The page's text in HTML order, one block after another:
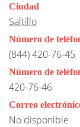
Ciudad
Saltillo
Número de
(844) 420-76-45
Número de
420-76-46
Correo
No disponible